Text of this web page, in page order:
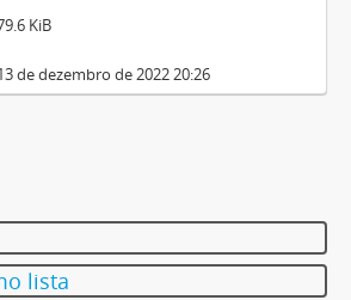
KiB
de dezembro de 2022 20:26
lista